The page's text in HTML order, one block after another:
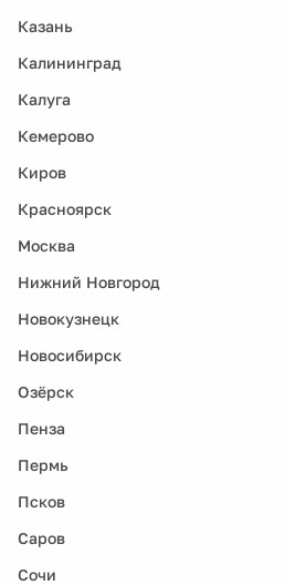
Казань
Калининград
Калуга
Кемерово
Киров
Красноярск
Москва
Нижний Новгород
Новокузнецк
Новосибирск
Озёрск
Пенза
Пермь
Псков
Саров
Сочи